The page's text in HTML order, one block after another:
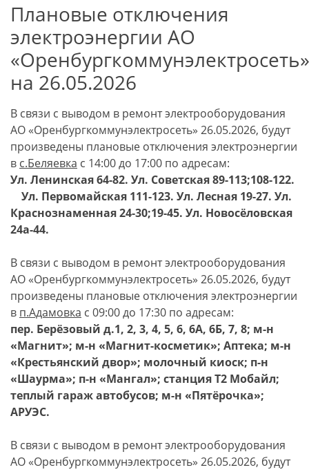
Плановые отключения
электроэнергии АО
«Оренбургкоммунэлектросеть»
на 26.05.2026
В связи с выводом в ремонт электрооборудования
АО «Оренбургкоммунэлектросеть» 26.05.2026, будут
произведены плановые отключения электроэнергии
в с.Беляевка с 14:00 до 17:00 по адресам:
Ул. Ленинская 64-82. Ул. Советская 89-113;108-122.
Ул. Первомайская 111-123. Ул. Лесная 19-27. Ул.
Краснознаменная 24-30;19-45. Ул. Новосёловская
24а-44.
В связи с выводом в ремонт электрооборудования
АО «Оренбургкоммунэлектросеть» 26.05.2026, будут
произведены плановые отключения электроэнергии
в п.Адамовка с 09:00 до 17:30 по адресам:
пер. Берёзовый д.1, 2, 3, 4, 5, 6, 6А, 6Б, 7, 8; м-н
«Магнит»; м-н «Магнит-косметик»; Аптека; м-н
«Крестьянский двор»; молочный киоск; п-н
«Шаурма»; п-н «Мангал»; станция Т2 Мобайл;
теплый гараж автобусов; м-н «Пятёрочка»;
АРУЭС.
В связи с выводом в ремонт электрооборудования
АО «Оренбургкоммунэлектросеть» 26.05.2026, будут